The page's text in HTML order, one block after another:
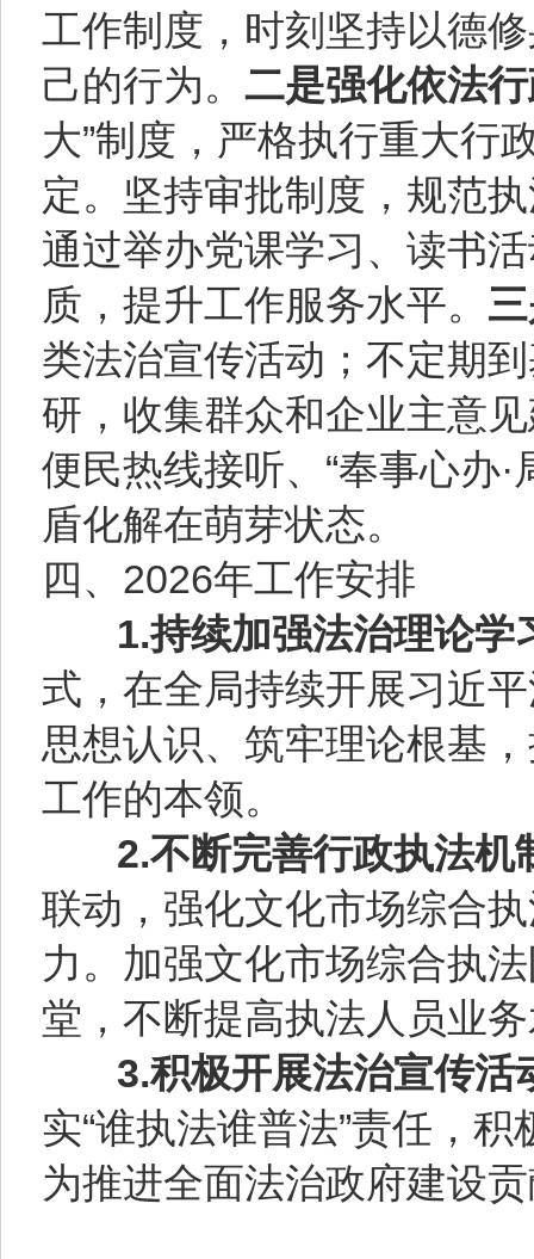
工作制度，时刻坚持以德
己的行为。 二是强化依法
大”制度，严格执行重大行
定。坚持审批制度，规范
通过举办党课学习、读书
质，提升工作服务水平。
类法治宣传活动；不定期
研，收集群众和企业主意
便民热线接听、“奉事心办
盾化解在萌芽状态。
四、2026年工作安排
1.持续加强法治理论学
式，在全局持续开展习近
思想认识、筑牢理论根基
工作的本领。
2.不断完善行政执法机
联动，强化文化市场综合
力。加强文化市场综合执
堂，不断提高执法人员业
3.积极开展法治宣传活
实“谁执法谁普法”责任，
为推进全面法治政府建设